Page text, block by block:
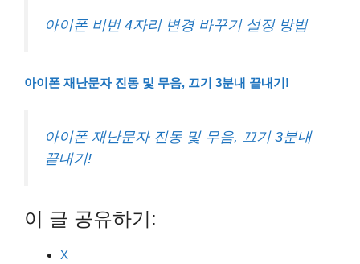
아이폰 비번 4자리 변경 바꾸기 설정 방법
아이폰 재난문자 진동 및 무음, 끄기 3분내 끝내기!
아이폰 재난문자 진동 및 무음, 끄기 3분내
끝내기!
이 글 공유하기:
X